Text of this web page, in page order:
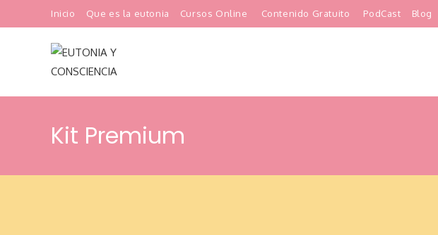
al
Inicio Que es la eutonia Cursos Online Contenido Gratuito PodCast Blog
Kit Premium